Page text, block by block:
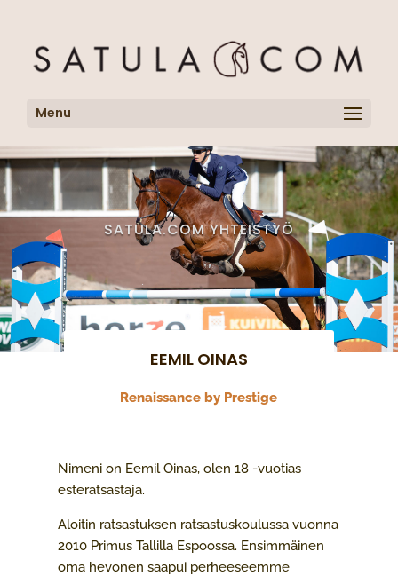
Menu
SATULA.COM YHTEISTYÖ
EEMIL OINAS
Renaissance by Prestige
Nimeni on Eemil Oinas, olen 18 -vuotias
esteratsastaja.
Aloitin ratsastuksen ratsastuskoulussa vuonna
2010 Primus Tallilla Espoossa. Ensimmäinen
oma hevonen saapui perheeseemme